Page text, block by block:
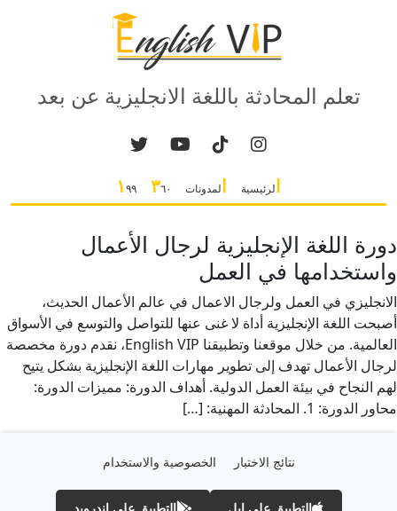
تعلم المحادثة باللغة الانجليزية عن بعد
الرئيسية المدونات ٣٦٠ ١٩٩
دورة اللغة الإنجليزية لرجال الأعمال
واستخدامها في العمل
الانجليزي في العمل ولرجال الاعمال في عالم الأعمال الحديث،
أصبحت اللغة الإنجليزية أداة لا غنى عنها للتواصل والتوسع في الأسواق
العالمية. من خلال موقعنا وتطبيقنا English VIP، نقدم دورة مخصصة
لرجال الأعمال تهدف إلى تطوير مهارات اللغة الإنجليزية بشكل يتيح
لهم النجاح في بيئة العمل الدولية. أهداف الدورة: مميزات الدورة:
محاور الدورة: 1. المحادثة المهنية: […]
نتائج الاختبار الخصوصية والاستخدام